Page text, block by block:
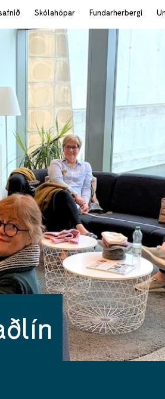
Skólahópar Fundarherbergi